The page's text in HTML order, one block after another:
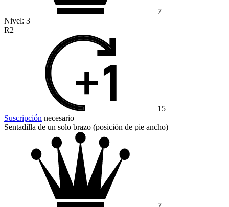
7
Nivel: 3
R2
15
Suscripción necesario
Sentadilla de un solo brazo (posición de pie ancho)